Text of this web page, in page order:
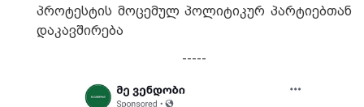
პროტესტის მოცემულ პოლიტიკურ პარტიებთან
დაკავშირება
-----